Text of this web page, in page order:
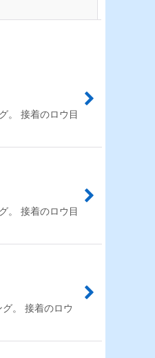
。 接着のロウ目
。 接着のロウ目
。 接着のロウ